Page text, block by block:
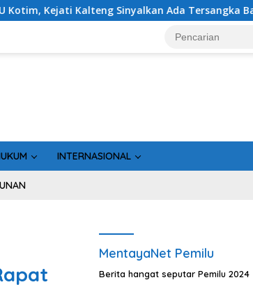
Ada Tersangka Baru di Kasus Hibah Rp40 Miliar
INTERNASIONAL
MentayaNet Pemilu
Berita hangat seputar Pemilu 2024